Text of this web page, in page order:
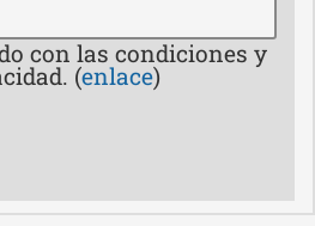
con las condiciones y
(enlace)